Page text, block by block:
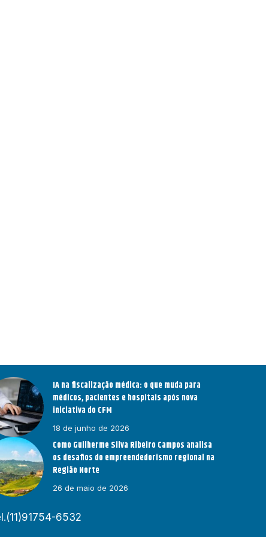
IA na fiscalização médica: o que muda para
médicos, pacientes e hospitais após nova
iniciativa do CFM
18 de junho de 2026
Como Guilherme Silva Ribeiro Campos analisa
os desafios do empreendedorismo regional na
Região Norte
26 de maio de 2026
6532